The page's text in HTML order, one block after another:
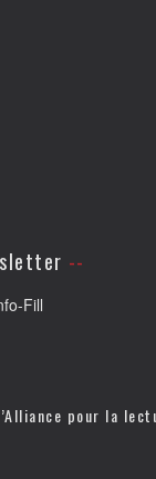
Fill
Alliance pour la